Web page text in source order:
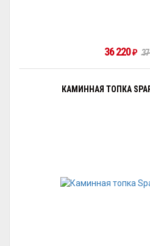
36 220₽
КАМИННАЯ ТОПКА